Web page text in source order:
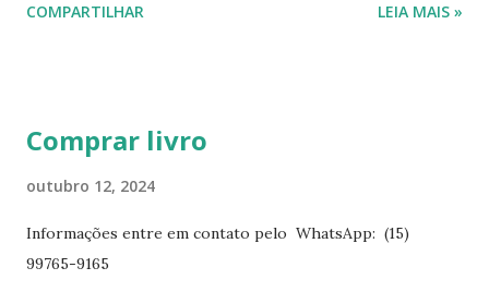
https://a.co/d/h4iP1oj Mensagens Diárias 10 -
Mensagens Diárias 4 -
mensagens diárias traz uma meditação para cada dia do
ano. Passagens bíblicas, ilustrações, histórias
COMPARTILHAR LEIA MAIS »
Comprar livro
outubro 12, 2024
Informações entre em contato pelo WhatsApp: (15)
99765-9165